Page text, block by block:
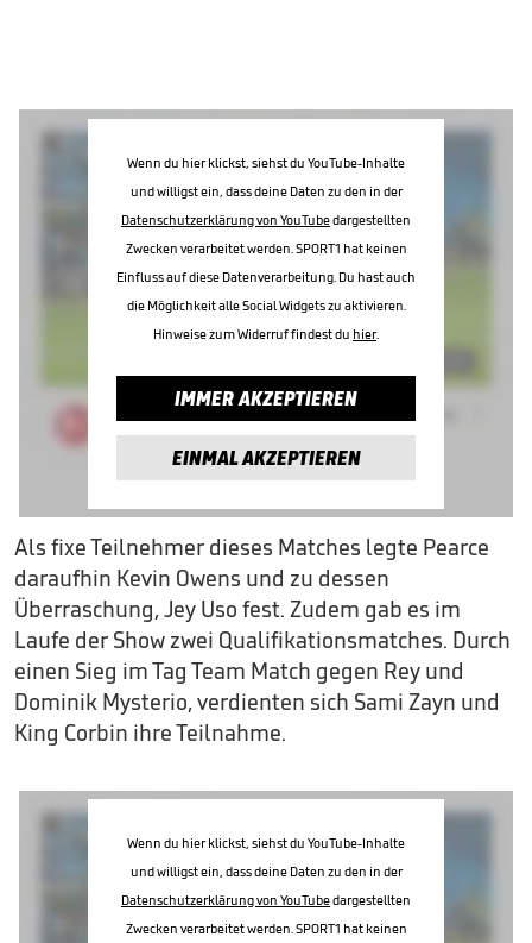
Wenn du hier klickst, siehst du YouTube-Inhalte
und willigst ein, dass deine Daten zu den in der
Datenschutzerklärung von YouTubedargestellten
Zwecken verarbeitet werden. SPORT1 hat keinen
Einfluss auf diese Datenverarbeitung. Du hast auch
die Möglichkeit alle Social Widgets zu aktivieren.
Hinweise zum Widerruf findest du hier.
IMMER AKZEPTIEREN
EINMAL AKZEPTIEREN
Als fixe Teilnehmer dieses Matches legte Pearce
daraufhin Kevin Owens und zu dessen
Überraschung, Jey Uso fest. Zudem gab es im
Laufe der Show zwei Qualifikationsmatches. Durch
einen Sieg im Tag Team Match gegen Rey und
Dominik Mysterio, verdienten sich Sami Zayn und
King Corbin ihre Teilnahme.
Wenn du hier klickst, siehst du YouTube-Inhalte
und willigst ein, dass deine Daten zu den in der
Datenschutzerklärung von YouTubedargestellten
Zwecken verarbeitet werden. SPORT1 hat keinen